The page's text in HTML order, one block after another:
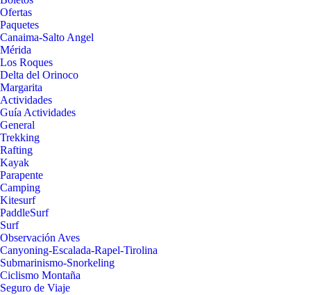
Ofertas
Paquetes
Canaima-Salto Angel
Mérida
Los Roques
Delta del Orinoco
Margarita
Actividades
Guía Actividades
General
Trekking
Rafting
Kayak
Parapente
Camping
Kitesurf
PaddleSurf
Surf
Observación Aves
Canyoning-Escalada-Rapel-Tirolina
Submarinismo-Snorkeling
Ciclismo Montaña
Seguro de Viaje